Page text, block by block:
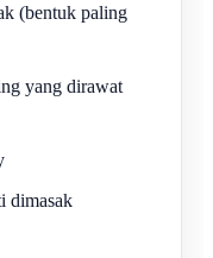
(bentuk paling
yang dirawat
dimasak